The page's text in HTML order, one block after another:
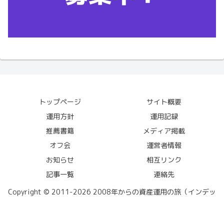
トップページ
サイト概要
運用方針
運用記録
推薦書籍
メディア掲載
オフ会
運営者情報
お知らせ
相互リンク
記事一覧
連絡先
Copyright © 2011-2026 2008年からの資産運用の旅（インデッ